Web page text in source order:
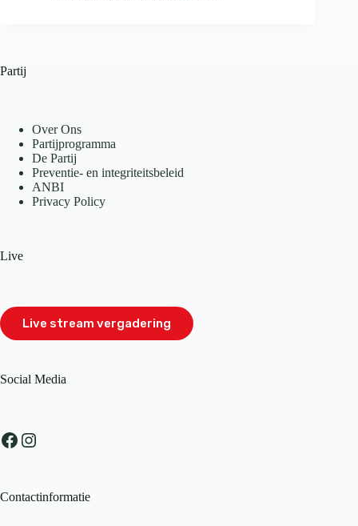
Partij
Over Ons
Partijprogramma
De Partij
Preventie- en integriteitsbeleid
ANBI
Privacy Policy
Live
Live stream vergadering
Social Media
Facebook
Instagram
Contactinformatie